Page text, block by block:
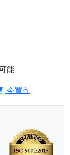
能
今買う